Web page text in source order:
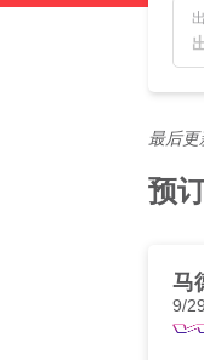
最后
预
马
9/